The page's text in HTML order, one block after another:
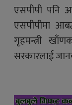
एसपीपी पनि
एसपीपीमा
गृहमन्त्री
सरकारलाई